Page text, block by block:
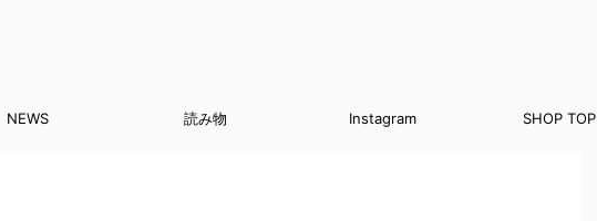
NEWS 読み物 Instagram SHOP TOP